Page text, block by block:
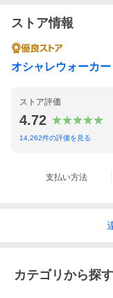
ストア情報
オシャレウォーカー
ストア評価
4.72
14,262件の評価を見る
支払い方法
カテゴリから探す